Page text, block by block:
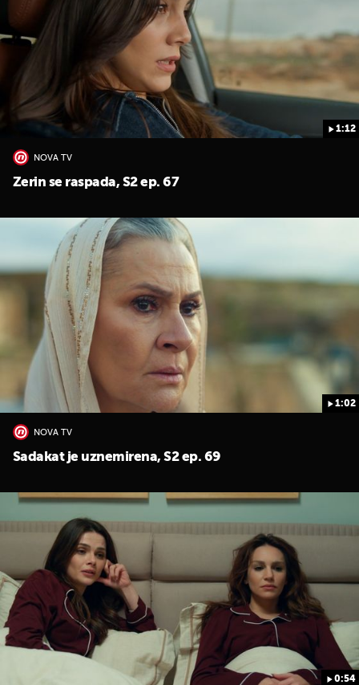
1:12
NOVA TV
Zerin se raspada, S2 ep. 67
1:02
NOVA TV
Sadakat je uznemirena, S2 ep. 69
0:54